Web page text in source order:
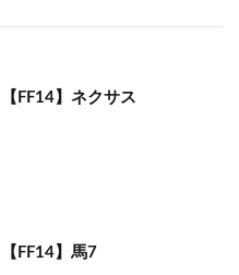
【FF14】ネクサス
【FF14】馬7